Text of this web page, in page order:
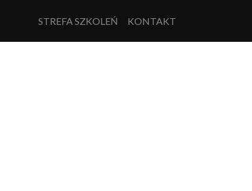
STREFA SZKOLEŃ KONTAKT